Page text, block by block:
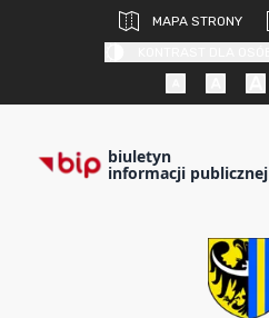
MAPA STRONY
biuletyn
informacji publicznej